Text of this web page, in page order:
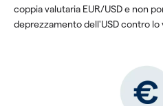
coppia valutaria EUR/USD e non
deprezzamento dell'USD contro lo